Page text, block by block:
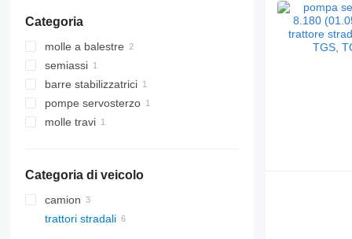
Categoria
molle a balestre
semiassi
barre stabilizzatrici
pompe servosterzo
molle travi
Categoria di veicolo
camion
trattori stradali